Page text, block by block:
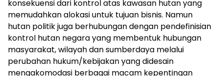
konsekuensi dari kontrol atas kawasan hutan yang
memudahkan alokasi untuk tujuan bisnis. Namun
hutan politik juga berhubungan dengan pendefinisian
kontrol hutan negara yang membentuk hubungan
masyarakat, wilayah dan sumberdaya melalui
perubahan hukum/kebijakan yang didesain
mengakomodasi berbagai macam kepentingan